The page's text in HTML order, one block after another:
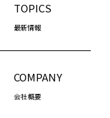
TOPICS
最新情報
COMPANY
会社概要